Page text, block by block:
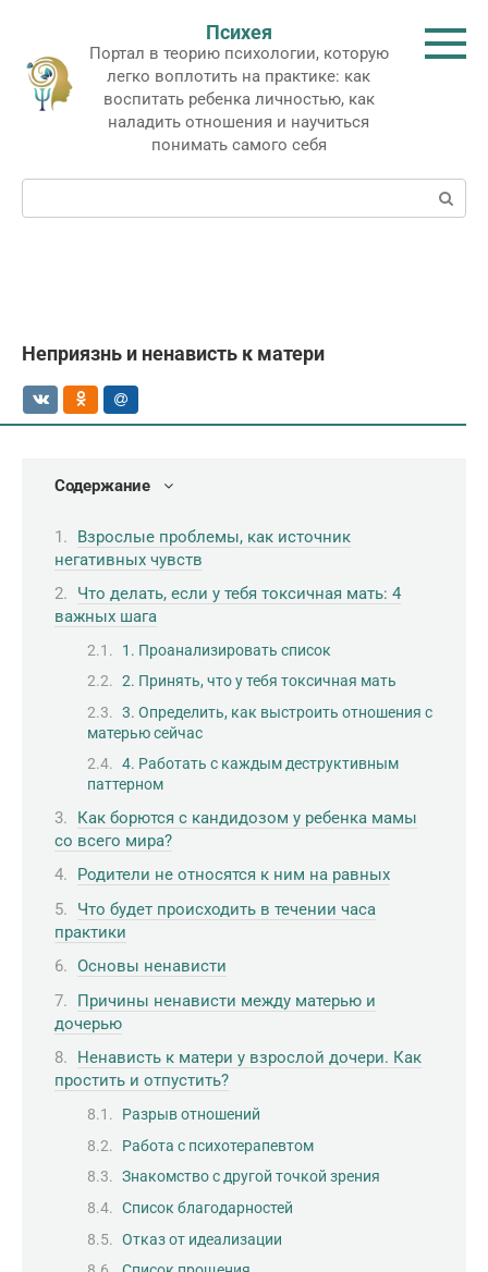
контенту
Психея
Портал в теорию психологии, которую
легко воплотить на практике: как
воспитать ребенка личностью, как
наладить отношения и научиться
понимать самого себя
Поиск:
Неприязнь и ненависть к матери
Содержание
Взрослые проблемы, как источник
негативных чувств
Что делать, если у тебя токсичная мать: 4
важных шага
1. Проанализировать список
2. Принять, что у тебя токсичная мать
3. Определить, как выстроить отношения с
матерью сейчас
4. Работать с каждым деструктивным
паттерном
Как борются с кандидозом у ребенка мамы
со всего мира?
Родители не относятся к ним на равных
Что будет происходить в течении часа
практики
Основы ненависти
Причины ненависти между матерью и
дочерью
Ненависть к матери у взрослой дочери. Как
простить и отпустить?
Разрыв отношений
Работа с психотерапевтом
Знакомство с другой точкой зрения
Список благодарностей
Отказ от идеализации